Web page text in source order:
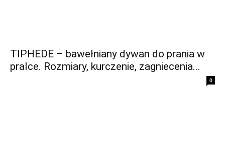
TIPHEDE – bawełniany dywan do prania w
pralce. Rozmiary, kurczenie, zagniecenia...
0